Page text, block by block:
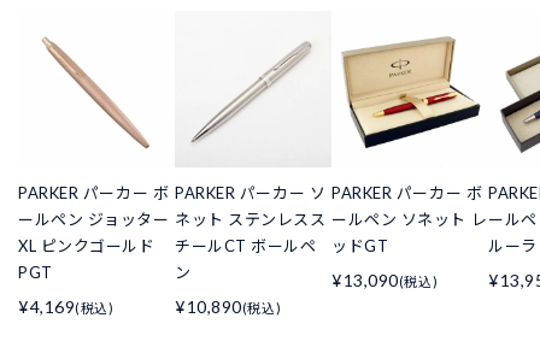
PARKER パーカー ボ
ールペン ジョッター
XL ピンクゴールド
PGT
¥4,169(税込)
PARKER パーカー ソ
ネット ステンレスス
チールCT ボールペ
ン
¥10,890(税込)
PARKER パーカー ボ
ールペン ソネット レ
ッドGT
¥13,090(税込)
ール
ルー